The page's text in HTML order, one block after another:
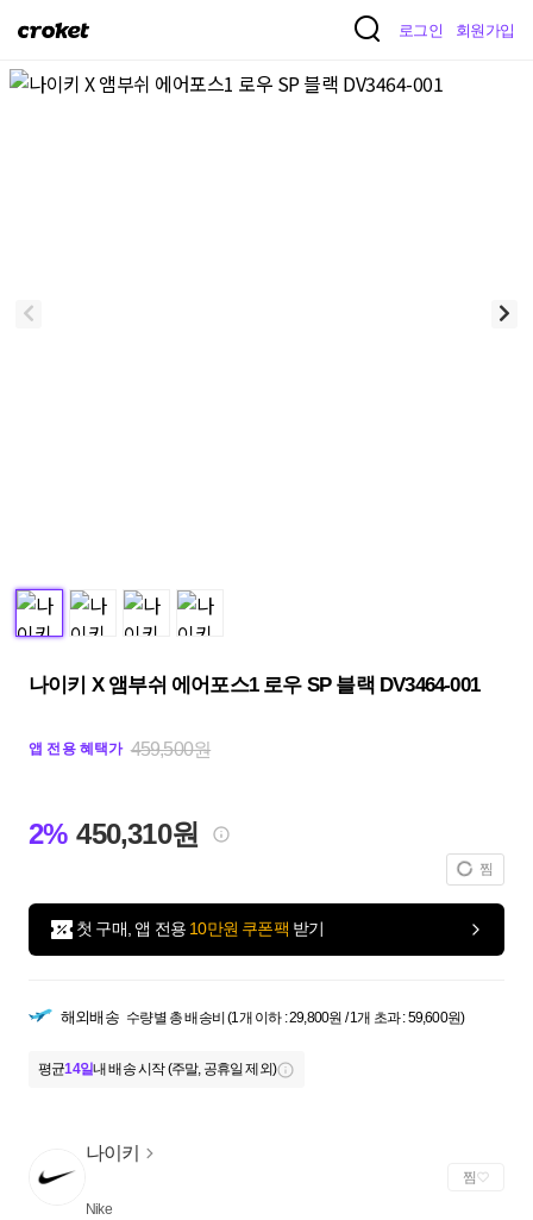
크
켓
로그인 회원가입
나이키 X 앰부쉬 에어포스1 로우 SP 블랙 DV3464-001
앱 전용 혜택가 459,500원
2% 450,310원
찜
첫 구매, 앱 전용 10만원 쿠폰팩 받기
해외배송 수량별 총 배송비 (1개 이하 : 29,800원 / 1개 초과 : 59,600원)
평균14일내 배송 시작 (주말, 공휴일 제외)
나이키
Nike
찜